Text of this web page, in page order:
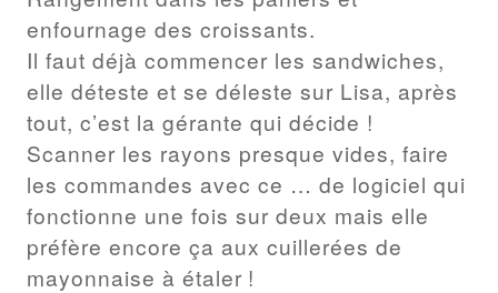
enfournage des croissants.
Il faut déjà commencer les sandwiches,
elle déteste et se déleste sur Lisa, après
tout, c’est la gérante qui décide !
Scanner les rayons presque vides, faire
les commandes avec ce … de logiciel qui
fonctionne une fois sur deux mais elle
préfère encore ça aux cuillerées de
mayonnaise à étaler !